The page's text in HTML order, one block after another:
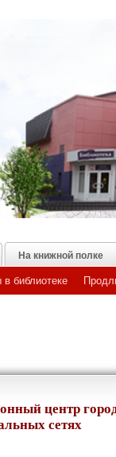
библиотеке
На книжной полке
центр
сетях